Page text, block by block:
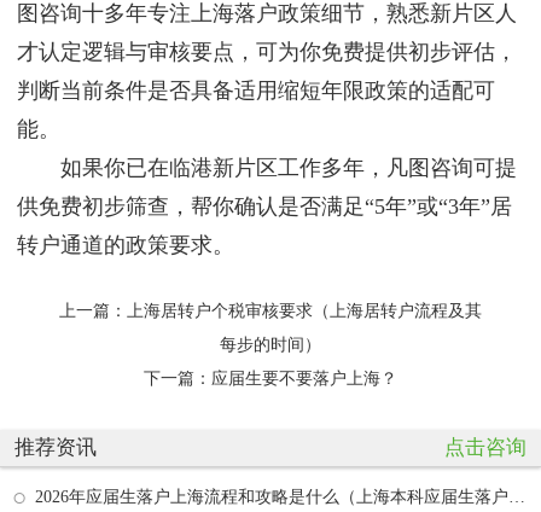
图咨询十多年专注上海落户政策细节，熟悉新片区人
才认定逻辑与审核要点，可为你免费提供初步评估，
判断当前条件是否具备适用缩短年限政策的适配可
能。
如果你已在临港新片区工作多年，凡图咨询可提
供免费初步筛查，帮你确认是否满足“5年”或“3年”居
转户通道的政策要求。
上一篇：
上海居转户个税审核要求（上海居转户流程及其
每步的时间）
下一篇： 应届生要不要落户上海？
推荐资讯 点击咨询